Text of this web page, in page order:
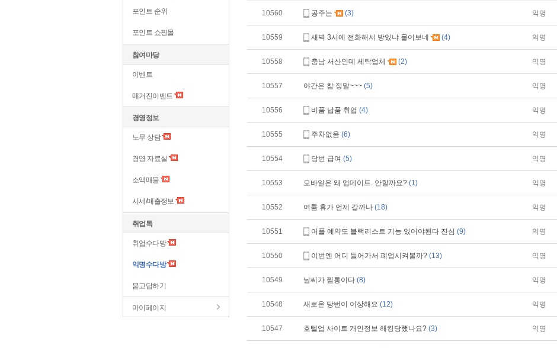
포인트 순위
포인트 쇼핑몰
참여마당
이벤트
매거진이벤트
경영정보
노무 상담
경영 자료실
소액매물
시세/매출정보
취업톡
취업수다방
익명수다방
묻고답하기
마이페이지
10560 공주는 (3) 익명
10559 새벽 3시에 전화해서 방있냐 물어보네 (4) 익명
10558 충남 서산인데 세탁업체 (2) 익명
10557 야간은 참 정말~~~ (5) 익명
10556 비품 납품 취업 (4) 익명
10555 주차없음 (6) 익명
10554 당번 급여 (5) 익명
10553 모바일은 왜 업데이트. 안할까요? (1) 익명
10552 여름 휴가 언제 갈까나 (18) 익명
10551 어플 예약도 블랙리스트 기능 있어야된다 진심 (9) 익명
10550 이번엔 어디 들어가서 폐업시켜볼까? (13) 익명
10549 날씨가 찜통이다 (8) 익명
10548 새로온 당번이 이상해요 (12) 익명
10547 호텔업 사이트 개인정보 해킹당했나요? (3) 익명